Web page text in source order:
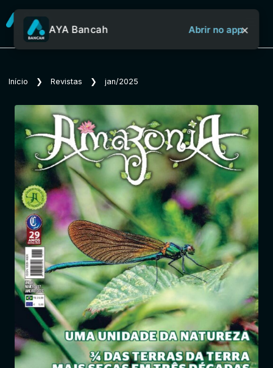
Sobre o Aya Bancah
Início
Revistas
Jornais
Notícias
Entrar
AYA Bancah Abrir no app×
Início ❯ Revistas ❯ jan/2025